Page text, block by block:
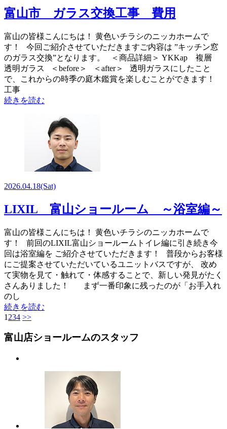
富山市 ガラス交換工事 費用
富山の皆様こんにちは！ 黄色いチラシのニッカホームで
す！ 今回ご紹介させていただきますご内容は ”キッチン窓
のガラス交換”となります。 ＜商品詳細＞ YKKap 複層
透明ガラス ＜before＞ ＜after＞ 透明ガラスにしたこと
で、これからの時季の庭木鑑賞を楽しむことができます！
工事
続きを読む
2026.04.18(Sat)
LIXIL 富山ショールーム ～浴室編～
富山の皆様こんにちは！ 黄色いチラシのニッカホームで
す！ 前回のLIXIL富山ショールームトイレ編に引き続き今
回は浴室編を ご紹介させていただきます！ 普段からお客様
にご提案させていただいているユニットバスですが、 改め
て実物を見て・触れて・体感することで、新しい発見がたく
さんありました！ まず一番印象に残ったのが「お手入れ
のし
続きを読む
1 234 >>
富山店ショールームのスタッフ